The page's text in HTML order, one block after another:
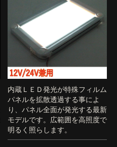
内蔵ＬＥＤ発光が特殊フィルム
パネルを拡散透過する事によ
り、パネル全面が発光する最新
モデルです。広範囲を高照度で
明るく照らします。